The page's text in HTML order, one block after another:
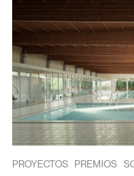
PROYECTOS PREMIOS